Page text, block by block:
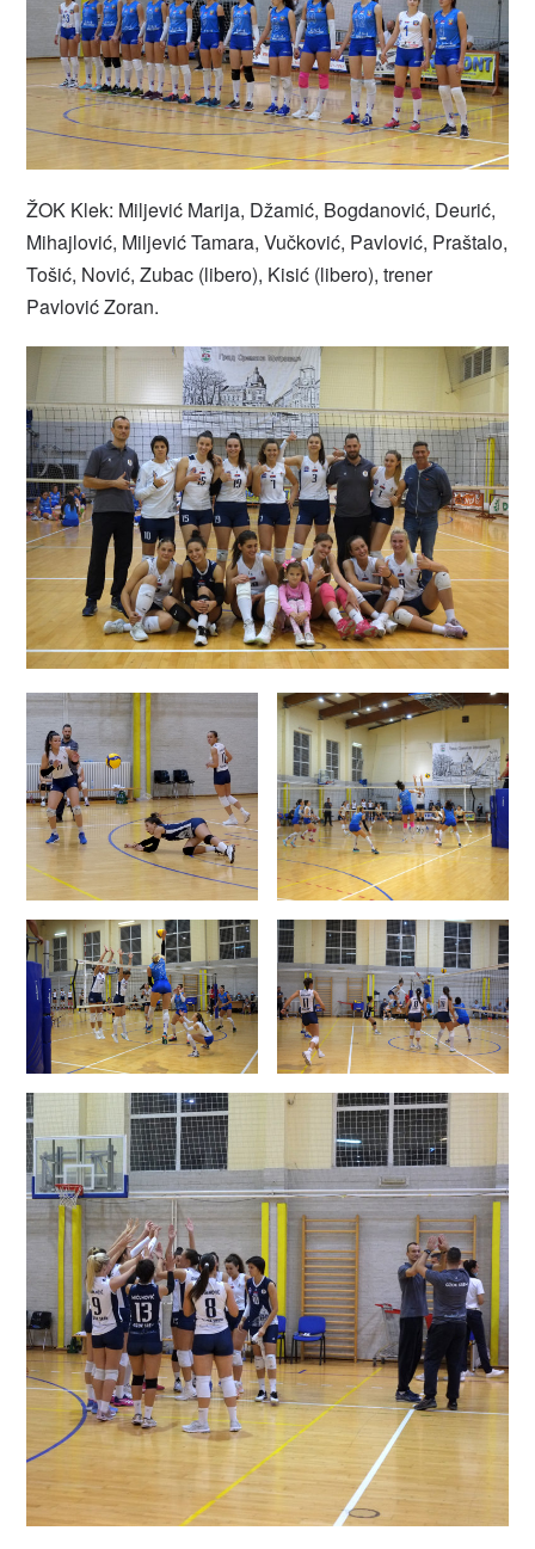
ŽOK Klek: Miljević Marija, Džamić, Bogdanović, Deurić,
Mihajlović, Miljević Tamara, Vučković, Pavlović, Praštalo,
Tošić, Nović, Zubac (libero), Kisić (libero), trener
Pavlović Zoran.